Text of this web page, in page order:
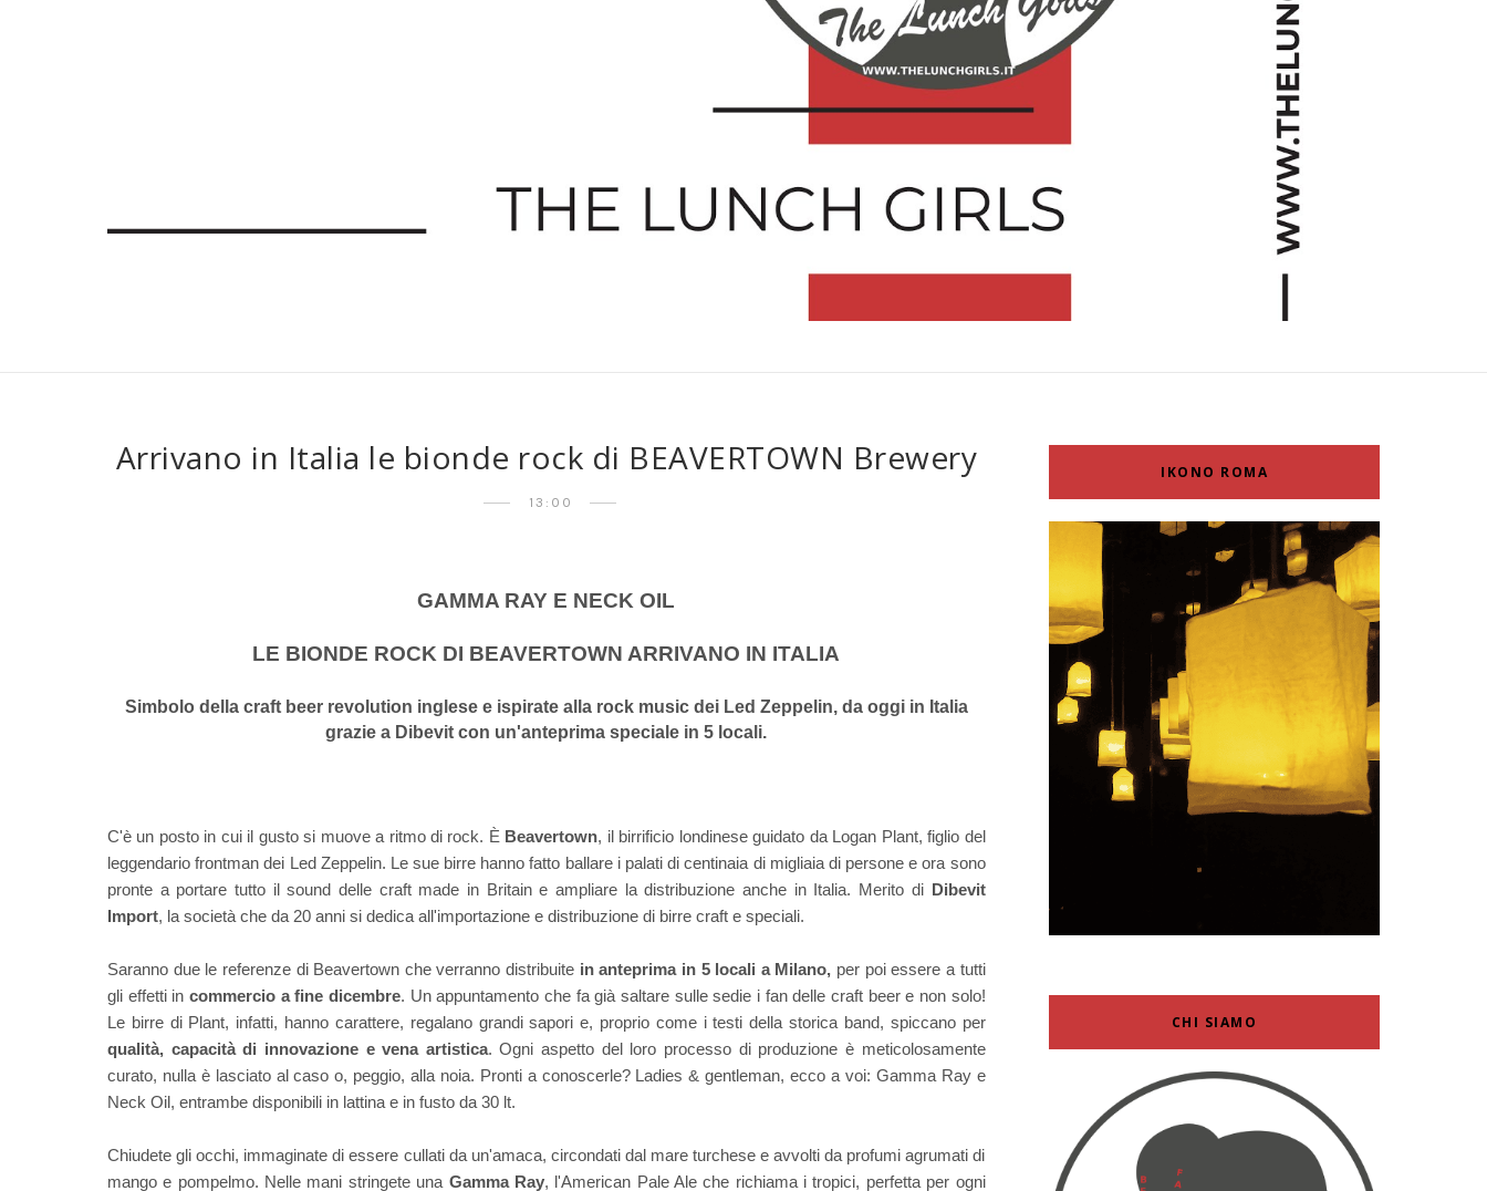
Arrivano in Italia le bionde rock di BEAVERTOWN Brewery
13:00
GAMMA RAY E NECK OIL
LE BIONDE ROCK DI BEAVERTOWN ARRIVANO IN ITALIA
Simbolo della craft beer revolution inglese e ispirate alla rock music dei Led Zeppelin, da oggi in Italia
grazie a Dibevit con un'anteprima speciale in 5 locali.
C'è un posto in cui il gusto si muove a ritmo di rock. È Beavertown, il birrificio londinese guidato da Logan Plant, figlio del
leggendario frontman dei Led Zeppelin. Le sue birre hanno fatto ballare i palati di centinaia di migliaia di persone e ora sono
pronte a portare tutto il sound delle craft made in Britain e ampliare la distribuzione anche in Italia. Merito di
Dibevit
Import, la società che da 20 anni si dedica all'importazione e distribuzione di birre craft e speciali.
Saranno due le referenze di Beavertown che verranno distribuite in anteprima in 5 locali a Milano, per poi essere a tutti
gli effetti in commercio a fine dicembre. Un appuntamento che fa già saltare sulle sedie i fan delle craft beer e non solo!
Le birre di Plant, infatti, hanno carattere, regalano grandi sapori e, proprio come i testi della storica band, spiccano per
qualità, capacità di innovazione e vena artistica. Ogni aspetto del loro processo di produzione è meticolosamente
curato, nulla è lasciato al caso o, peggio, alla noia. Pronti a conoscerle? Ladies & gentleman, ecco a voi: Gamma Ray e
Neck Oil, entrambe disponibili in lattina e in fusto da 30 lt.
Chiudete gli occhi, immaginate di essere cullati da un'amaca, circondati dal mare turchese e avvolti da profumi agrumati di
mango e pompelmo. Nelle mani stringete una Gamma Ray, l'American Pale Ale che richiama i tropici, perfetta per ogni
IKONO ROMA
CHI SIAMO